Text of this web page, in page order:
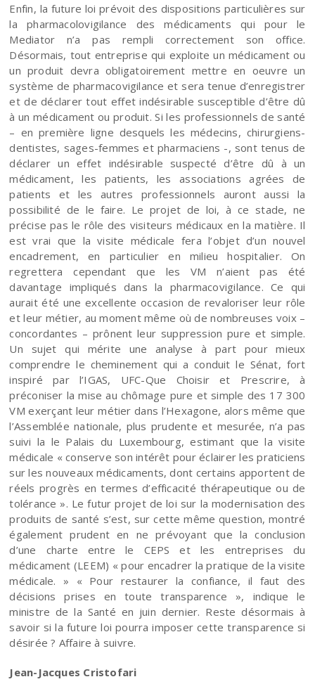
Enfin, la future loi prévoit des dispositions particulières sur
la pharmacolovigilance des médicaments qui pour le
Mediator n’a pas rempli correctement son office.
Désormais, tout entreprise qui exploite un médicament ou
un produit devra obligatoirement mettre en oeuvre un
système de pharmacovigilance et sera tenue d’enregistrer
et de déclarer tout effet indésirable susceptible d’être dû
à un médicament ou produit. Si les professionnels de santé
– en première ligne desquels les médecins, chirurgiens-
dentistes, sages-femmes et pharmaciens -, sont tenus de
déclarer un effet indésirable suspecté d’être dû à un
médicament, les patients, les associations agrées de
patients et les autres professionnels auront aussi la
possibilité de le faire. Le projet de loi, à ce stade, ne
précise pas le rôle des visiteurs médicaux en la matière. Il
est vrai que la visite médicale fera l’objet d’un nouvel
encadrement, en particulier en milieu hospitalier. On
regrettera cependant que les VM n’aient pas été
davantage impliqués dans la pharmacovigilance. Ce qui
aurait été une excellente occasion de revaloriser leur rôle
et leur métier, au moment même où de nombreuses voix –
concordantes – prônent leur suppression pure et simple.
Un sujet qui mérite une analyse à part pour mieux
comprendre le cheminement qui a conduit le Sénat, fort
inspiré par l’IGAS, UFC-Que Choisir et Prescrire, à
préconiser la mise au chômage pure et simple des 17 300
VM exerçant leur métier dans l’Hexagone, alors même que
l’Assemblée nationale, plus prudente et mesurée, n’a pas
suivi la le Palais du Luxembourg, estimant que la visite
médicale « conserve son intérêt pour éclairer les praticiens
sur les nouveaux médicaments, dont certains apportent de
réels progrès en termes d’efficacité thérapeutique ou de
tolérance ». Le futur projet de loi sur la modernisation des
produits de santé s’est, sur cette même question, montré
également prudent en ne prévoyant que la conclusion
d’une charte entre le CEPS et les entreprises du
médicament (LEEM) « pour encadrer la pratique de la visite
médicale. » « Pour restaurer la confiance, il faut des
décisions prises en toute transparence », indique le
ministre de la Santé en juin dernier. Reste désormais à
savoir si la future loi pourra imposer cette transparence si
désirée ? Affaire à suivre.
Jean-Jacques Cristofari